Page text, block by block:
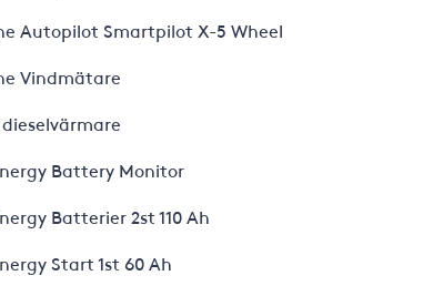
Autopilot Smartpilot X-5 Wheel
Vindmätare
Battery Monitor
Batterier 2st 110 Ah
Start 1st 60 Ah